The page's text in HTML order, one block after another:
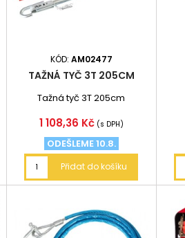
KÓD: AM02477
TAŽNÁ TYČ 3T 205CM
Tažná tyč 3T 205cm
Cena
1 108,36 Kč (s DPH)
ODEŠLEME 10.8.
Přidat do košíku